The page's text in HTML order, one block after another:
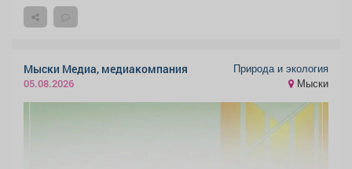
Мыски Медиа, медиакомпания
05.08.2026
Природа и экология
Мыски